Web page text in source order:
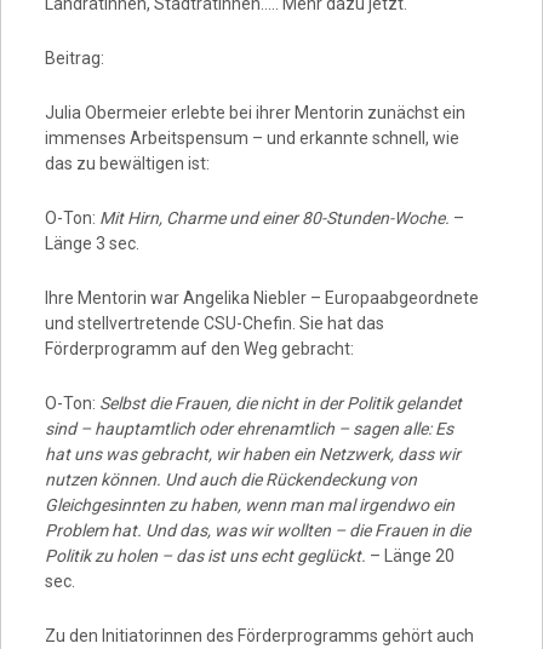
Beitrag:
Julia Obermeier erlebte bei ihrer Mentorin zunächst ein
immenses Arbeitspensum – und erkannte schnell, wie
das zu bewältigen ist:
O-Ton: Mit Hirn, Charme und einer 80-Stunden-Woche. –
Länge 3 sec.
Ihre Mentorin war Angelika Niebler – Europaabgeordnete
und stellvertretende CSU-Chefin. Sie hat das
Förderprogramm auf den Weg gebracht:
O-Ton: Selbst die Frauen, die nicht in der Politik gelandet
sind – hauptamtlich oder ehrenamtlich – sagen alle: Es
hat uns was gebracht, wir haben ein Netzwerk, dass wir
nutzen können. Und auch die Rückendeckung von
Gleichgesinnten zu haben, wenn man mal irgendwo ein
Problem hat. Und das, was wir wollten – die Frauen in die
Politik zu holen – das ist uns echt geglückt. – Länge 20
sec.
Zu den Initiatorinnen des Förderprogramms gehört auch